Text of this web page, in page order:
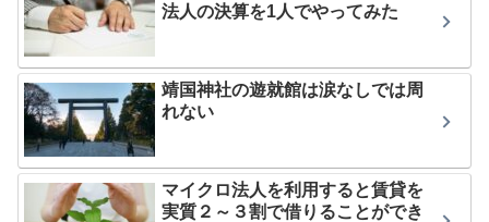
法人の決算を1人でやってみた
靖国神社の遊就館は涙なしでは周
れない
マイクロ法人を利用すると賃貸を
実質２～３割で借りることができ